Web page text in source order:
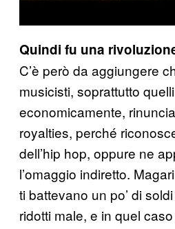
Quindi fu una
C’è però da aggiungere
musicisti, soprattutto
economicamente,
royalties, perché
dell’hip hop, oppure ne
l’omaggio indiretto.
ti battevano un po’ di
ridotti male, e in quel